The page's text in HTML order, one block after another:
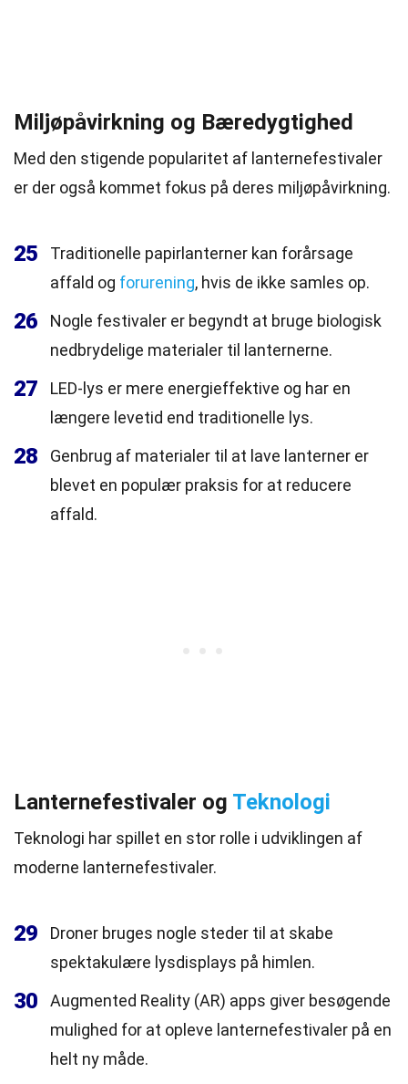
Miljøpåvirkning og Bæredygtighed
Med den stigende popularitet af lanternefestivaler
er der også kommet fokus på deres miljøpåvirkning.
25
Traditionelle papirlanterner kan forårsage
affald og forurening, hvis de ikke samles op.
26
Nogle festivaler er begyndt at bruge biologisk
nedbrydelige materialer til lanternerne.
27
LED-lys er mere energieffektive og har en
længere levetid end traditionelle lys.
28
Genbrug af materialer til at lave lanterner er
blevet en populær praksis for at reducere
affald.
Lanternefestivaler og Teknologi
Teknologi har spillet en stor rolle i udviklingen af
moderne lanternefestivaler.
29
Droner bruges nogle steder til at skabe
spektakulære lysdisplays på himlen.
30
Augmented Reality (AR) apps giver besøgende
mulighed for at opleve lanternefestivaler på en
helt ny måde.